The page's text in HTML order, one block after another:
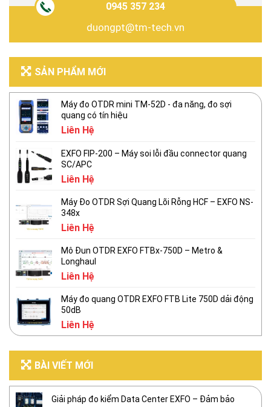
0945 357 234
duongpt@tm-tech.vn
SẢN PHẨM MỚI
Máy đo OTDR mini TM-52D - đa năng, đo sợi
quang có tín hiệu
Liên Hệ
EXFO FIP-200 – Máy soi lỗi đầu connector quang
SC/APC
Liên Hệ
Máy Đo OTDR Sợi Quang Lõi Rỗng HCF – EXFO NS-
348x
Liên Hệ
Mô Đun OTDR EXFO FTBx-750D – Metro &
Longhaul
Liên Hệ
Máy đo quang OTDR EXFO FTB Lite 750D dải động
50dB
Liên Hệ
BÀI VIẾT MỚI
Giải pháp đo kiểm Data Center EXFO – Đảm bảo